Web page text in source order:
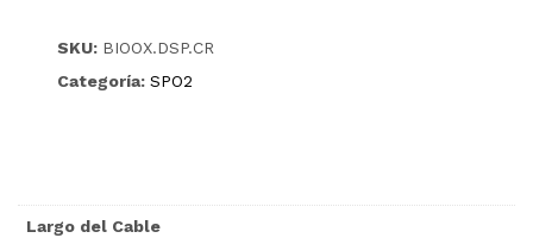
SKU: BIOOX.DSP.CR
Categoría: SPO2
Largo del Cable